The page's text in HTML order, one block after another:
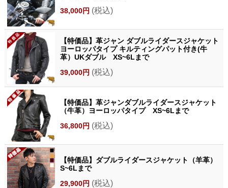
38,000円 (税込)
【特価品】革ジャン ダブルライダースジャケット
ヨーロッパタイプ キルティングパット付き(牛
革）UKダブル XS~6Lまで
39,000円 (税込)
【特価品】革ジャンダブルライダースジャケット
（牛革）ヨーロッパタイプ XS~6Lまで
36,800円 (税込)
【特価品】ダブルライダースジャケット（羊革）
S~6Lまで
29,900円 (税込)